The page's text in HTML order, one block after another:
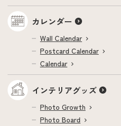
カレンダー
Wall Calendar
Postcard Calendar
Calendar
インテリアグッズ
Photo Growth
Photo Board